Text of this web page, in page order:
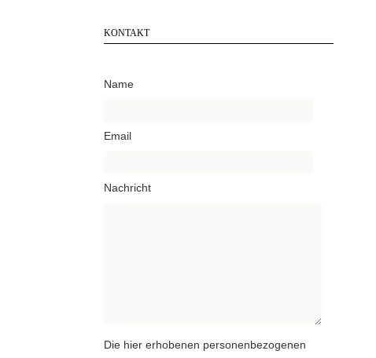
KONTAKT
Name
Email
Nachricht
Die hier erhobenen personenbezogenen